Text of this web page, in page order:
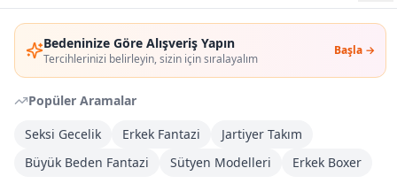
Bedeninize Göre Alışveriş Yapın
Tercihlerinizi belirleyin, sizin için sıralayalım
Başla →
Popüler Aramalar
Seksi Gecelik
Erkek Fantazi
Jartiyer Takım
Büyük Beden Fantazi
Sütyen Modelleri Erkek Boxer
Giriş Yap
Üye Ol
Sepete Ekle
Şimdi Al
DHL Kargoya Teslim